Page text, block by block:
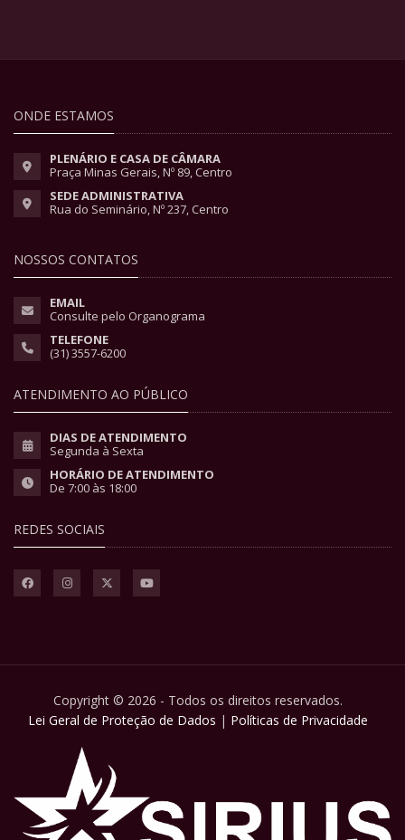
ONDE ESTAMOS
PLENÁRIO E CASA DE CÂMARA
Praça Minas Gerais, Nº 89, Centro
SEDE ADMINISTRATIVA
Rua do Seminário, Nº 237, Centro
NOSSOS CONTATOS
EMAIL
Consulte pelo Organograma
TELEFONE
(31) 3557-6200
ATENDIMENTO AO PÚBLICO
DIAS DE ATENDIMENTO
Segunda à Sexta
HORÁRIO DE ATENDIMENTO
De 7:00 às 18:00
REDES SOCIAIS
Copyright © 2026 - Todos os direitos reservados.
Lei Geral de Proteção de Dados | Políticas de Privacidade